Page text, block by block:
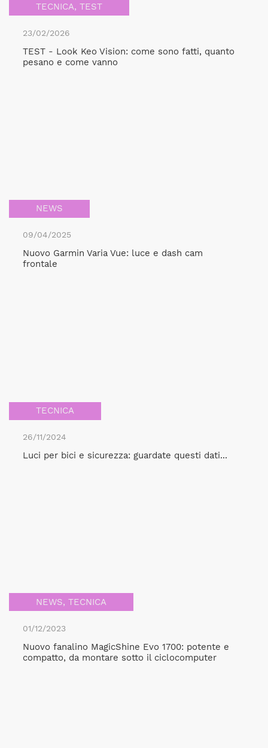
TECNICA, TEST
23/02/2026
TEST - Look Keo Vision: come sono fatti, quanto
pesano e come vanno
NEWS
09/04/2025
Nuovo Garmin Varia Vue: luce e dash cam
frontale
TECNICA
26/11/2024
Luci per bici e sicurezza: guardate questi dati...
NEWS, TECNICA
01/12/2023
Nuovo fanalino MagicShine Evo 1700: potente e
compatto, da montare sotto il ciclocomputer